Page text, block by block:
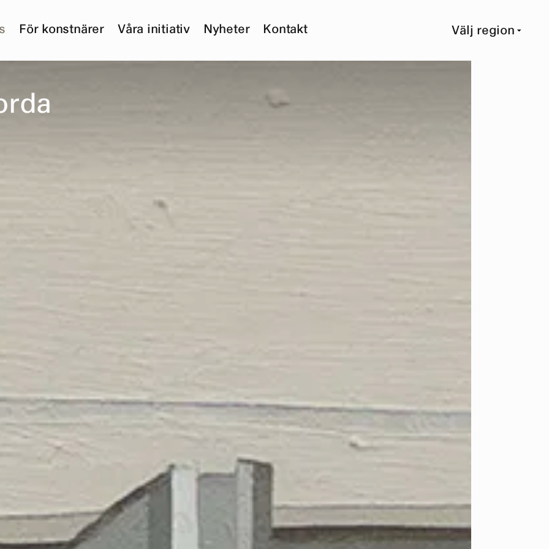
För konstnärer Våra initiativ Nyheter Kontakt Välj region
rda